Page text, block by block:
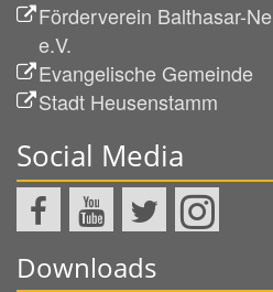
Förderverein Balthasar-
e.V.
Evangelische Gemeinde
Stadt Heusenstamm
Social Media
Downloads